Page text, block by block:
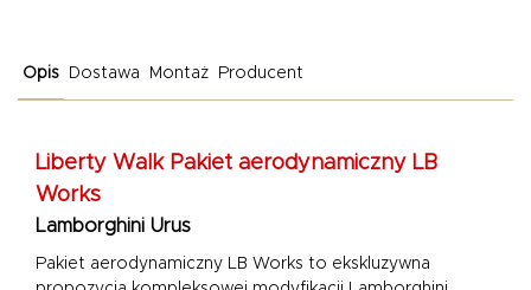
Opis Dostawa Montaż Producent
Liberty Walk Pakiet aerodynamiczny LB
Works
Lamborghini Urus
Pakiet aerodynamiczny LB Works to ekskluzywna